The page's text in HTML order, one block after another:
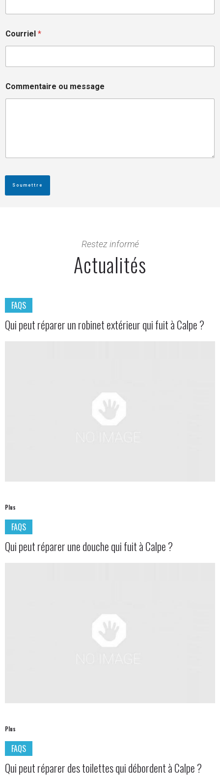
Courriel *
Commentaire ou message
Soumettre
Restez informé
Actualités
FAQS
Qui peut réparer un robinet extérieur qui fuit à Calpe ?
Plus
FAQS
Qui peut réparer une douche qui fuit à Calpe ?
Plus
FAQS
Qui peut réparer des toilettes qui débordent à Calpe ?